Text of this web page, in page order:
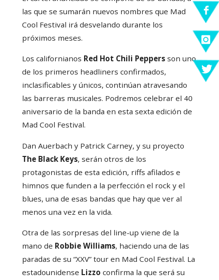
las que se sumarán nuevos nombres que Mad
Cool Festival irá desvelando durante los
próximos meses.
Los californianos Red Hot Chili Peppersson uno
de los primeros headliners confirmados,
inclasificables y únicos, continúan atravesando
las barreras musicales. Podremos celebrar el 40
aniversario de la banda en esta sexta edición de
Mad Cool Festival.
Dan Auerbach y Patrick Carney, y su proyecto
The Black Keys, serán otros de los
protagonistas de esta edición, riffs afilados e
himnos que funden a la perfección el rock y el
blues, una de esas bandas que hay que ver al
menos una vez en la vida.
Otra de las sorpresas del line-up viene de la
mano de Robbie Williams, haciendo una de las
paradas de su “XXV” tour en Mad Cool Festival. La
estadounidense Lizzo confirma la que será su